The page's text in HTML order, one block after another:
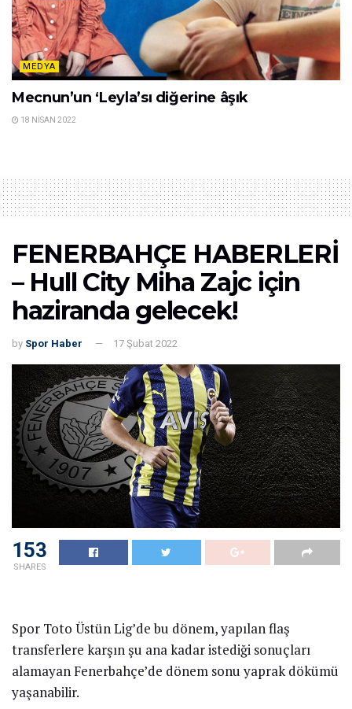
MEDYA
Mecnun’un ‘Leyla’sı diğerine âşık
18 NISAN 2022
FENERBAHÇE HABERLERİ
– Hull City Miha Zajc için
haziranda gelecek!
by Spor Haber 17 Şubat 2022
153
SHARES